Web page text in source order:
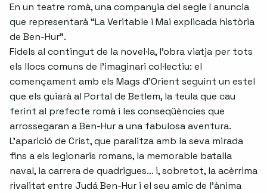
En un teatre romà, una companyia del segle I anuncia
que representarà “La Veritable i Mai explicada història
de Ben-Hur”.
Fidels al contingut de la novel·la, l'obra viatja per tots
els llocs comuns de l'imaginari col·lectiu: el
començament amb els Mags d'Orient seguint un estel
que els guiarà al Portal de Betlem, la teula que cau
ferint al prefecte romà i les conseqüències que
arrossegaran a Ben-Hur a una fabulosa aventura.
L'aparició de Crist, que paralitza amb la seva mirada
fins a els legionaris romans, la memorable batalla
naval, la carrera de quadrigues… i, sobretot, la acèrrima
rivalitat entre Judá Ben-Hur i el seu amic de l'ànima